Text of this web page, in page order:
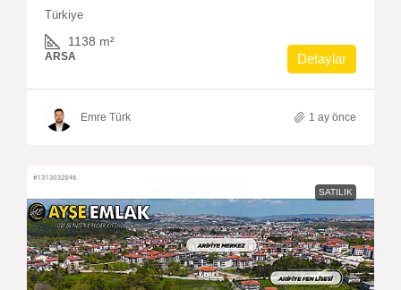
Türkiye
1138 m²
ARSA Detaylar
Emre Türk 1 ay önce
SATILIK